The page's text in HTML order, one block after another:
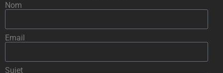
Nom
Email
Sujet